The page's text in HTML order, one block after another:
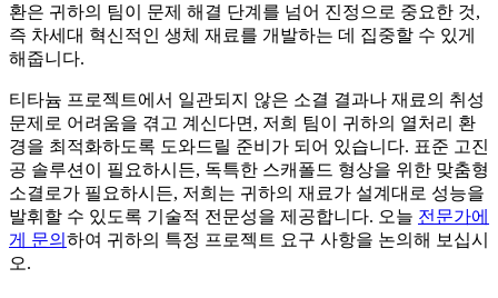
환은 귀하의 팀이 문제 해결 단계를 넘어 진정으로 중요한 것,
즉 차세대 혁신적인 생체 재료를 개발하는 데 집중할 수 있게
해줍니다.
티타늄 프로젝트에서 일관되지 않은 소결 결과나 재료의 취성
문제로 어려움을 겪고 계신다면, 저희 팀이 귀하의 열처리 환
경을 최적화하도록 도와드릴 준비가 되어 있습니다. 표준 고진
공 솔루션이 필요하시든, 독특한 스캐폴드 형상을 위한 맞춤형
소결로가 필요하시든, 저희는 귀하의 재료가 설계대로 성능을
발휘할 수 있도록 기술적 전문성을 제공합니다. 오늘 전문가에
게 문의 하여 귀하의 특정 프로젝트 요구 사항을 논의해 보십시
오.